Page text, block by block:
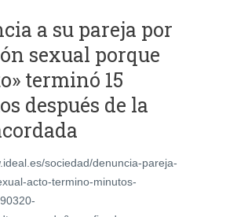
a su pareja por
sexual porque
terminó 15
después de la
sociedad/denuncia-pareja-
acto-termino-minutos-